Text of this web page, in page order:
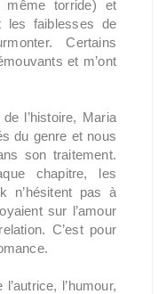
même torride) et
les faiblesses de
Certains
et m’ont
l’histoire, Maria
du genre et nous
son traitement.
chapitre, les
n’hésitent pas à
sur l’amour
C’est pour
l’humour,